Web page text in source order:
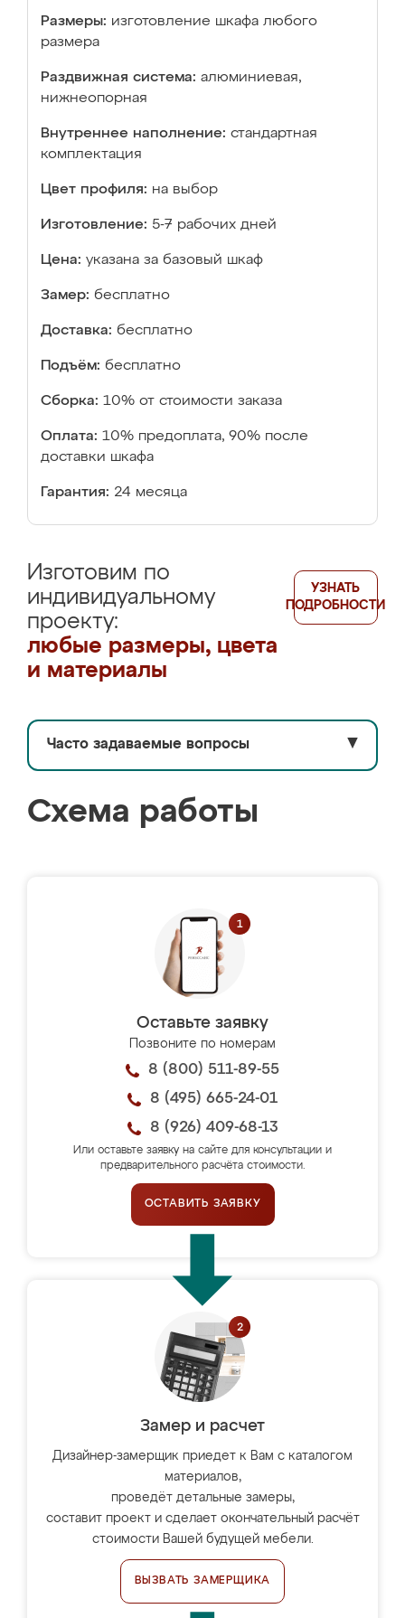
Размеры: изготовление шкафа любого
размера
Раздвижная система: алюминиевая,
нижнеопорная
Внутреннее наполнение: стандартная
комплектация
Цвет профиля: на выбор
Изготовление: 5-7 рабочих дней
Цена: указана за базовый шкаф
Замер: бесплатно
Доставка: бесплатно
Подъём: бесплатно
Сборка: 10% от стоимости заказа
Оплата: 10% предоплата, 90% после
доставки шкафа
Гарантия: 24 месяца
Изготовим по
индивидуальному
проекту:
любые размеры, цвета
и материалы
УЗНАТЬ
ПОДРОБНОСТИ
Часто задаваемые вопросы ▼
Схема работы
Оставьте заявку
Позвоните по номерам
8 (800) 511-89-55
8 (495) 665-24-01
8 (926) 409-68-13
Или оставьте заявку на сайте для консультации и
предварительного расчёта стоимости.
ОСТАВИТЬ ЗАЯВКУ
Замер и расчет
Дизайнер-замерщик приедет к Вам с каталогом
материалов,
проведёт детальные замеры,
составит проект и сделает окончательный расчёт
стоимости Вашей будущей мебели.
ВЫЗВАТЬ ЗАМЕРЩИКА